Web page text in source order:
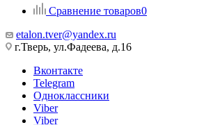
Сравнение товаров0
etalon.tver@yandex.ru
г.Тверь, ул.Фадеева, д.16
Вконтакте
Telegram
Одноклассники
Viber
Viber